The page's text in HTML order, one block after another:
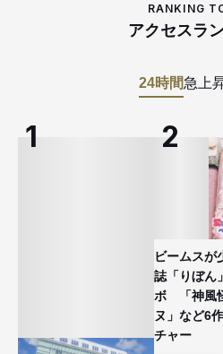
RANKING
アクセスラ
24時間急上
ビームスが
誌「りぼん
ボ 「神風
ヌ」など6
チャー